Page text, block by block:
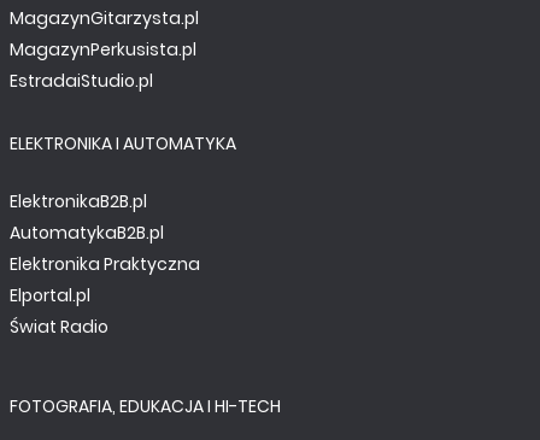
MagazynGitarzysta.pl
MagazynPerkusista.pl
EstradaiStudio.pl
ELEKTRONIKA I AUTOMATYKA
ElektronikaB2B.pl
AutomatykaB2B.pl
Elektronika Praktyczna
Elportal.pl
Świat Radio
FOTOGRAFIA, EDUKACJA I HI-TECH